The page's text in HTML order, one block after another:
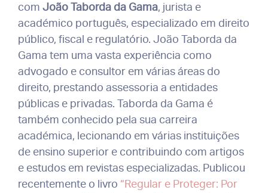
com João Taborda da Gama, jurista e
académico português, especializado em direito
público, fiscal e regulatório. João Taborda da
Gama tem uma vasta experiência como
advogado e consultor em várias áreas do
direito, prestando assessoria a entidades
públicas e privadas. Taborda da Gama é
também conhecido pela sua carreira
académica, lecionando em várias instituições
de ensino superior e contribuindo com artigos
e estudos em revistas especializadas. Publicou
recentemente o livro “Regular e Proteger: Por